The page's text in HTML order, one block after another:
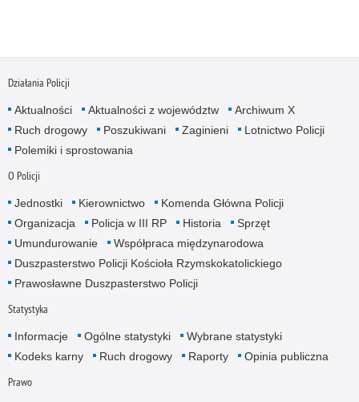
Działania Policji
Aktualności Aktualności z województw
Archiwum X
Ruch drogowy
Poszukiwani Zaginieni
Lotnictwo Policji
Polemiki i sprostowania
O Policji
Jednostki Kierownictwo
Komenda Główna Policji
Organizacja
Policja w III RP Historia
Sprzęt
Umundurowanie
Współpraca międzynarodowa
Duszpasterstwo Policji Kościoła Rzymskokatolickiego
Prawosławne Duszpasterstwo Policji
Statystyka
Informacje Ogólne statystyki
Wybrane statystyki
Kodeks karny
Ruch drogowy Raporty Opinia publiczna
Prawo